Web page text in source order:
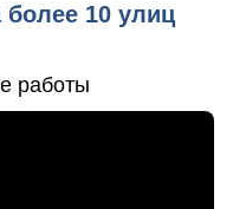
более 10 улиц
работы